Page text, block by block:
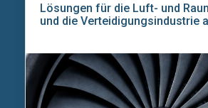
Lösungen für die Luft- und
und die Verteidigungsindustrie